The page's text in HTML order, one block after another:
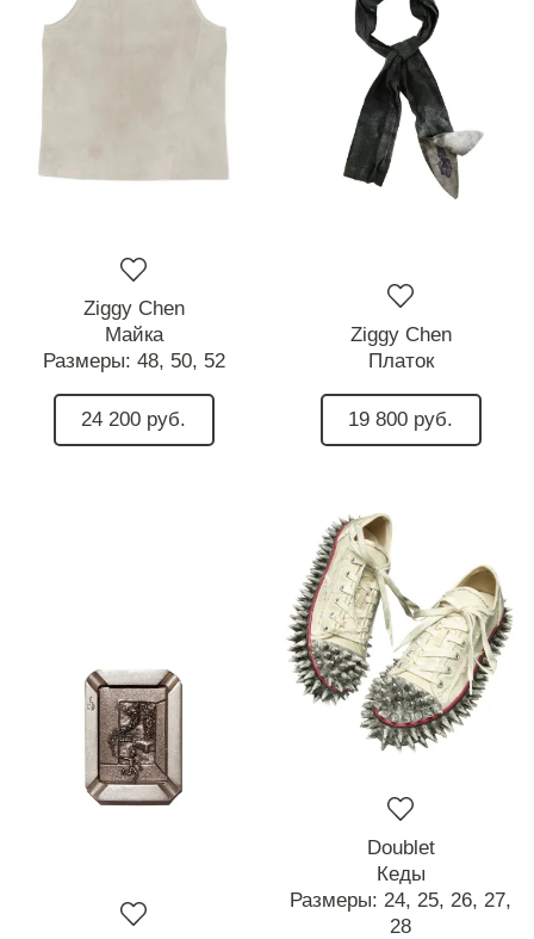
Ziggy Chen
Майка
Размеры: 48, 50, 52
24 200 руб.
Ziggy Chen
Платок
19 800 руб.
Doublet
Кеды
Размеры: 24, 25, 26, 27,
28